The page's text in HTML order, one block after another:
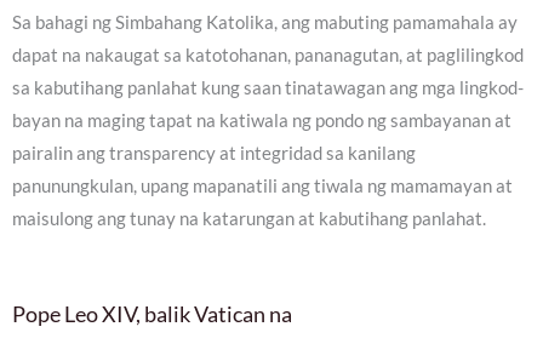
Sa bahagi ng Simbahang Katolika, ang mabuting pamamahala ay
dapat na nakaugat sa katotohanan, pananagutan, at paglilingkod
sa kabutihang panlahat kung saan tinatawagan ang mga lingkod-
bayan na maging tapat na katiwala ng pondo ng sambayanan at
pairalin ang transparency at integridad sa kanilang
panunungkulan, upang mapanatili ang tiwala ng mamamayan at
maisulong ang tunay na katarungan at kabutihang panlahat.
Pope Leo XIV, balik Vatican na